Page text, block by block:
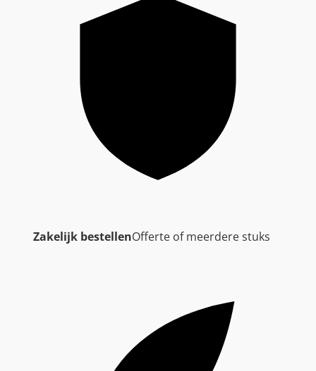
Zakelijk bestellenOfferte of meerdere stuks